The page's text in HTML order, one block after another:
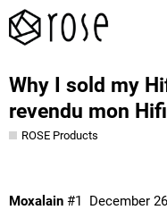
Why I sold my
revendu mon
ROSE Products
Moxalain December
#1